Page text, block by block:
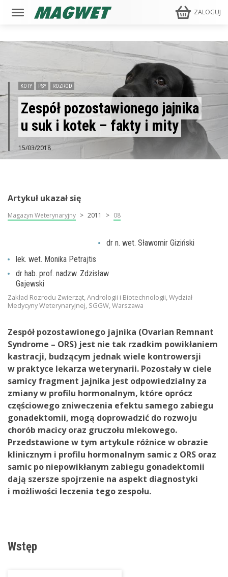
ZALOGUJ
KOTY PSY ROZRÓD
Zespół pozostawionego jajnika
u suk i kotek – fakty i mity
15/03/2018
Artykuł ukazał się
Magazyn Weterynaryjny 2011 08
dr n. wet. Sławomir Giziński
lek. wet. Monika Petrajtis
dr hab. prof. nadzw. Zdzisław
Gajewski
Zakład Rozrodu Zwierząt, Andrologii i Biotechnologii, Wydział
Medycyny Weterynaryjnej, SGGW, Warszawa
Zespół pozostawionego jajnika (Ovarian Remnant
Syndrome – ORS) jest nie tak rzadkim powikłaniem
kastracji, budzącym jednak wiele kontrowersji
w praktyce lekarza weterynarii. Pozostały w ciele
samicy fragment jajnika jest odpowiedzialny za
zmiany w profilu hormonalnym, które oprócz
częściowego zniweczenia efektu samego zabiegu
gonadektomii, mogą doprowadzić do rozwoju
chorób macicy oraz gruczołu mlekowego.
Przedstawione w tym artykule różnice w obrazie
klinicznym i profilu hormonalnym samic z ORS oraz
samic po niepowikłanym zabiegu gonadektomii
dają szersze spojrzenie na aspekt diagnostyki
i możliwości leczenia tego zespołu.
Wstęp